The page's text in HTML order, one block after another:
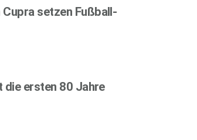
setzen Fußball-
die ersten 80 Jahre